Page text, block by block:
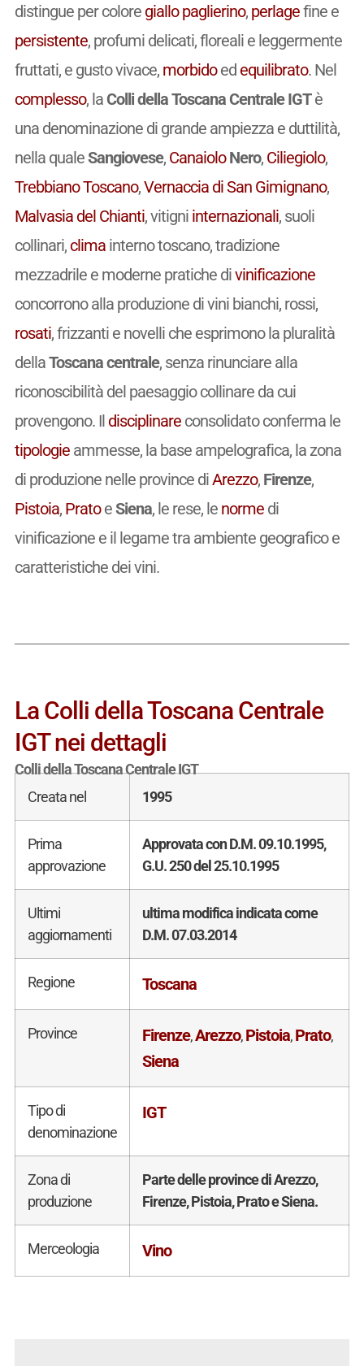
distingue per colore giallo paglierino, perlagefine e
persistente, profumi delicati, floreali e leggermente
fruttati, e gusto vivace, morbidoed equilibrato. Nel
complesso, la Colli della Toscana Centrale IGTè
una denominazione di grande ampiezza e duttilità,
nella qualeSangiovese, CanaioloNero, Ciliegiolo,
Trebbiano Toscano,Vernaccia di San Gimignano,
Malvasia del Chianti, vitigni internazionali, suoli
collinari, climainterno toscano, tradizione
mezzadrile e moderne pratiche divinificazione
concorrono alla produzione di vini bianchi, rossi,
rosati, frizzanti e novelli che esprimono la pluralità
dellaToscana centrale, senza rinunciare alla
riconoscibilità del paesaggio collinare da cui
provengono. Il disciplinareconsolidato conferma le
tipologieammesse, la base ampelografica, la zona
di produzione nelle province diArezzo, Firenze,
Pistoia, PratoeSiena, le rese, le normedi
vinificazione e il legame tra ambiente geografico e
caratteristiche dei vini.
La Colli della Toscana Centrale
IGT nei dettagli
Colli della Toscana Centrale IGT
Creata nel
1995
Prima
approvazione
Approvata con D.M. 09.10.1995,
G.U. 250 del 25.10.1995
Ultimi
aggiornamenti
ultima modifica indicata come
D.M. 07.03.2014
Regione Toscana
Province Firenze,Arezzo,Pistoia,Prato,
Siena
Tipo di
denominazione
IGT
Zona di
produzione
Parte delle province di Arezzo,
Firenze, Pistoia, Prato e Siena.
Merceologia Vino